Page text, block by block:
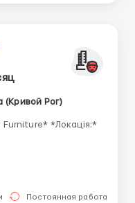
(Кривой Рог)
місяць*
на тиждень,
Постоянная работа